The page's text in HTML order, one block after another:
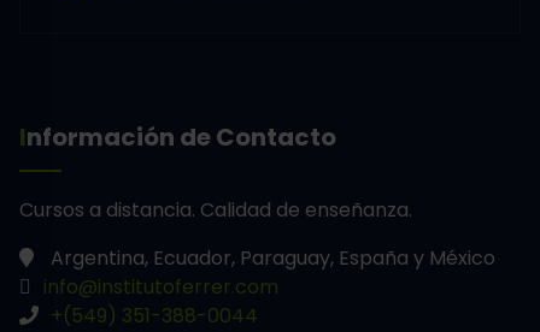
Información de Contacto
Cursos a distancia. Calidad de enseñanza.
Argentina, Ecuador, Paraguay, España y México
info@institutoferrer.com
+(549) 351-388-0044